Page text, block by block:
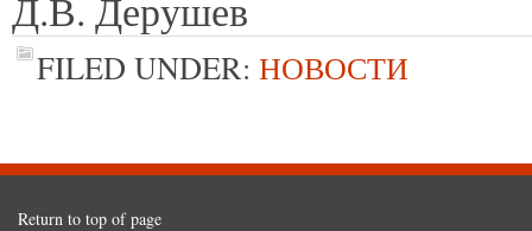
Д.В. Дерушев
FILED UNDER: НОВОСТИ
Return to top of page